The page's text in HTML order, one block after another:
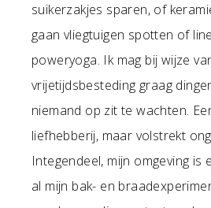
suikerzakjes sparen, of
gaan vliegtuigen spotten of
poweryoga. Ik mag bij wijze
vrijetijdsbesteding graag
niemand op zit te wachten.
liefhebberij, maar volstrekt
Integendeel, mijn omgeving is
al mijn bak- en